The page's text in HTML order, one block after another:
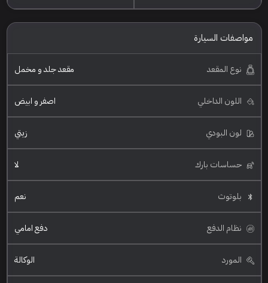
مواصفات السيارة
نوع المقعد مقعد جلد و مخمل
اللون الداخلي اصفر و ابيض
لون البودي زيتي
حساسات بارك لا
بلوتوث نعم
نظام الدفع دفع امامي
المورد الوكالة